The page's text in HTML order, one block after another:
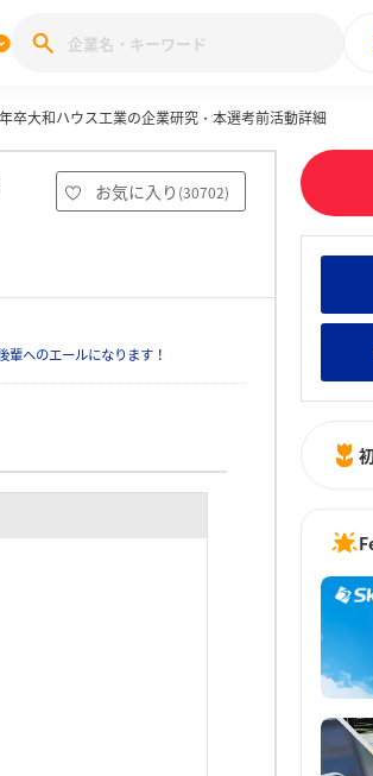
ペーン
査
みんなの新卒就職人気企業ラ
28卒 IT・DX現場社員イン
卒大和ハウス工業の企業研究・本選考前活動詳細
お気に入り (30702)
へのエールになります！